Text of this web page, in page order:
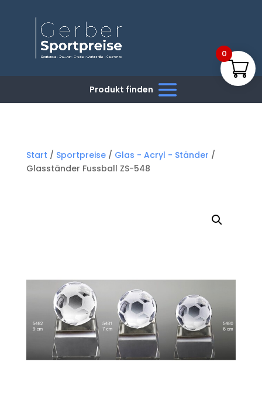
Start / Sportpreise/ Glas - Acryl - Ständer /
Glasständer Fussball ZS-548
0